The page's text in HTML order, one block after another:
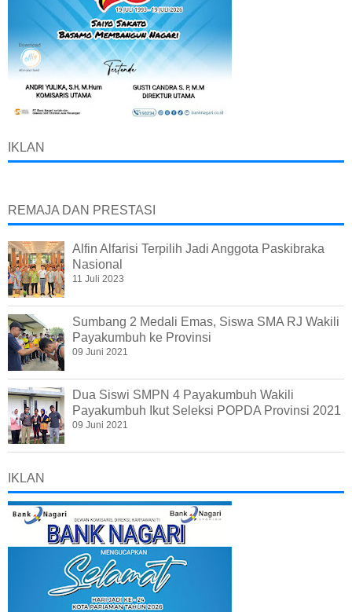
IKLAN
REMAJA DAN PRESTASI
Alfin Alfarisi Terpilih Jadi Anggota Paskibraka
Nasional
11 Juli 2023
Sumbang 2 Medali Emas, Siswa SMA RJ Wakili
Payakumbuh ke Provinsi
09 Juni 2021
Dua Siswi SMPN 4 Payakumbuh Wakili
Payakumbuh Ikut Seleksi POPDA Provinsi 2021
09 Juni 2021
IKLAN